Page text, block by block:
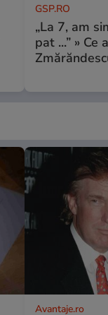
GSP.RO
„La 7, am
pat ...” »
Avantaje.ro